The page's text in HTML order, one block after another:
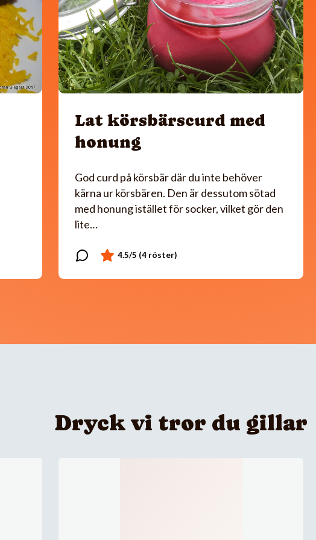
Lat körsbärscurd med
honung
God curd på körsbär där du inte behöver
kärna ur körsbären. Den är dessutom sötad
med honung istället för socker, vilket gör den
lite…
Dryck vi tror du gillar